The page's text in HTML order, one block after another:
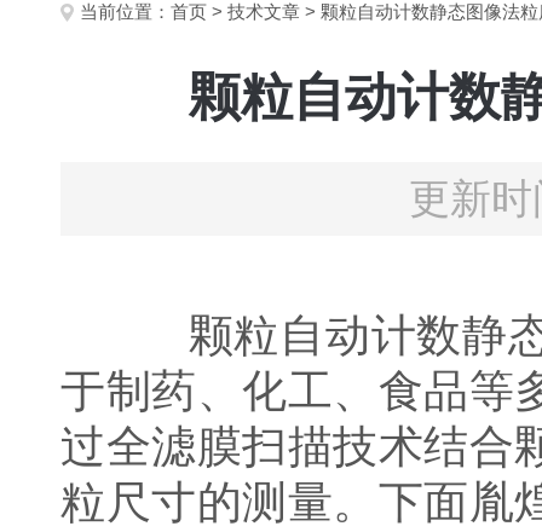
当前位置： 首页 > 技术文章 > 颗粒自动计数静态图像法
颗粒自动计数
更新
颗粒自动计数静态
于制药、化工、食品等
过全滤膜扫描技术结合
粒尺寸的测量。下面胤